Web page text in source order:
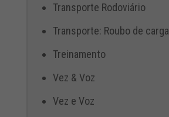
Transporte Rodoviário
Transporte: Roubo de carga
Treinamento
Vez & Voz
Vez e Voz